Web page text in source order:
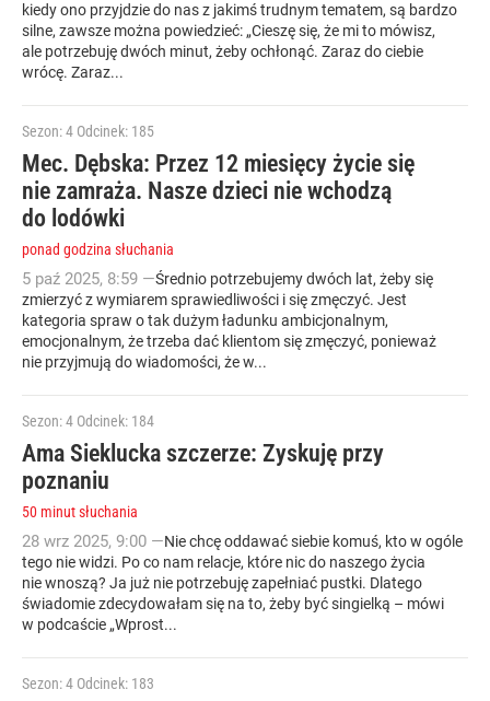
kiedy ono przyjdzie do nas z jakimś trudnym tematem, są bardzo
silne, zawsze można powiedzieć: „Cieszę się, że mi to mówisz,
ale potrzebuję dwóch minut, żeby ochłonąć. Zaraz do ciebie
wrócę. Zaraz...
Sezon: 4 Odcinek: 185
Mec. Dębska: Przez 12 miesięcy życie się
nie zamraża. Nasze dzieci nie wchodzą
do lodówki
ponad godzina słuchania
5 paź 2025, 8:59 —Średnio potrzebujemy dwóch lat, żeby się
zmierzyć z wymiarem sprawiedliwości i się zmęczyć. Jest
kategoria spraw o tak dużym ładunku ambicjonalnym,
emocjonalnym, że trzeba dać klientom się zmęczyć, ponieważ
nie przyjmują do wiadomości, że w...
Sezon: 4 Odcinek: 184
Ama Sieklucka szczerze: Zyskuję przy
poznaniu
50 minut słuchania
28 wrz 2025, 9:00 —Nie chcę oddawać siebie komuś, kto w ogóle
tego nie widzi. Po co nam relacje, które nic do naszego życia
nie wnoszą? Ja już nie potrzebuję zapełniać pustki. Dlatego
świadomie zdecydowałam się na to, żeby być singielką – mówi
w podcaście „Wprost...
Sezon: 4 Odcinek: 183